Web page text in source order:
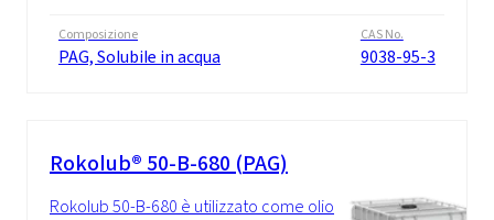
Composizione
PAG, Solubile in acqua
CAS No.
9038-95-3
Rokolub® 50-B-680 (PAG)
Rokolub 50-B-680 è utilizzato come olio